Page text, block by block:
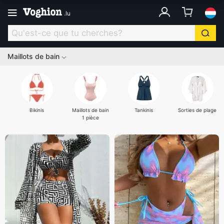
.lu
Maillots de bain
Bikinis
Maillots de bain
1 pièce
Tankinis Sorties de plage